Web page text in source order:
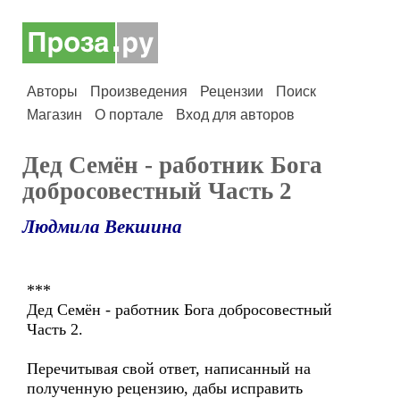
Авторы Произведения Рецензии
Поиск
Магазин
О портале Вход для авторов
Дед Семён - работник Бога
добросовестный Часть 2
Людмила Векшина
***
Дед Семён - работник Бога добросовестный
Часть 2.
Перечитывая свой ответ, написанный на
полученную рецензию, дабы исправить